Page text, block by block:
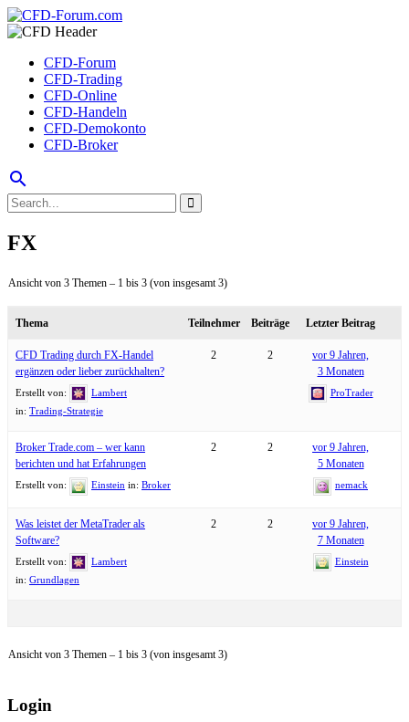
CFD-Forum
CFD-Trading
CFD-Online
CFD-Handeln
CFD-Demokonto
CFD-Broker
search
FX
Ansicht von 3 Themen – 1 bis 3 (von insgesamt 3)
Thema Teilnehmer Beiträge Letzter Beitrag
CFD Trading durch FX-Handel
ergänzen oder lieber zurückhalten?
Erstellt von:
Lambert
in: Trading-Strategie
2 2
vor 9 Jahren,
3 Monaten
ProTrader
Broker Trade.com – wer kann
berichten und hat Erfahrungen
Erstellt von: Einstein in: Broker
2 2
vor 9 Jahren,
5 Monaten
nemack
Was leistet der MetaTrader als
Software?
Erstellt von:
Lambert
in: Grundlagen
2 2
vor 9 Jahren,
7 Monaten
Einstein
Ansicht von 3 Themen – 1 bis 3 (von insgesamt 3)
Login